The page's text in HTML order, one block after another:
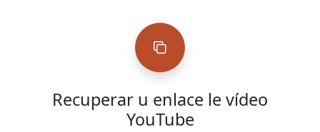
Recuperar u enlace le vídeo
YouTube